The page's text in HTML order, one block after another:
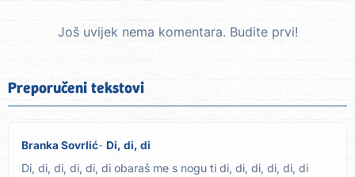
Još uvijek nema komentara. Budite prvi!
Preporučeni tekstovi
Branka Sovrlić Di, di, di
Di, di, di, di, di, di obaraš me s nogu ti di, di, di, di, di, di